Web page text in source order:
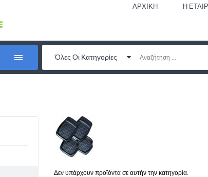
ΑΡΧΙΚΉ Η
Όλες Οι Κατηγορίες
Δεν υπάρχουν προϊόντα σε αυτήν την κατηγορία.